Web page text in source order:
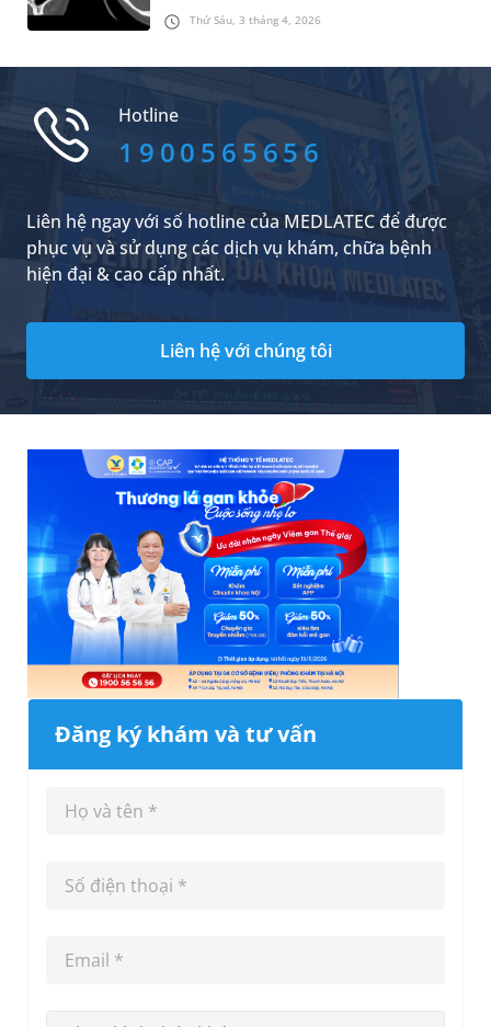
Thứ Sáu, 3 tháng 4, 2026
- họng thông thường nên tự ý mua kháng sinh
về dùng. Sau nhiều ngày điều trị tại nhà không
đến khi đến MEDLATEC thăm khám, anh mới
hệ quả từ việc chủ quan và tự điều trị sai cách,
một sai lầm không hiếm gặp ở nhiều người.
Hotline
1900565656
Liên hệ ngay với số hotline của MEDLATEC để được
phục vụ và sử dụng các dịch vụ khám, chữa bệnh
hiện đại & cao cấp nhất.
Liên hệ với chúng tôi
Đăng ký khám và tư vấn